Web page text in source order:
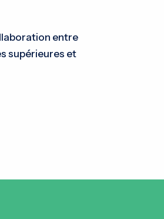
entre
supérieures et